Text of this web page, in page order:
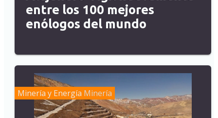
entre los 100 mejores
enólogos del mundo
Minería y Energía Minería